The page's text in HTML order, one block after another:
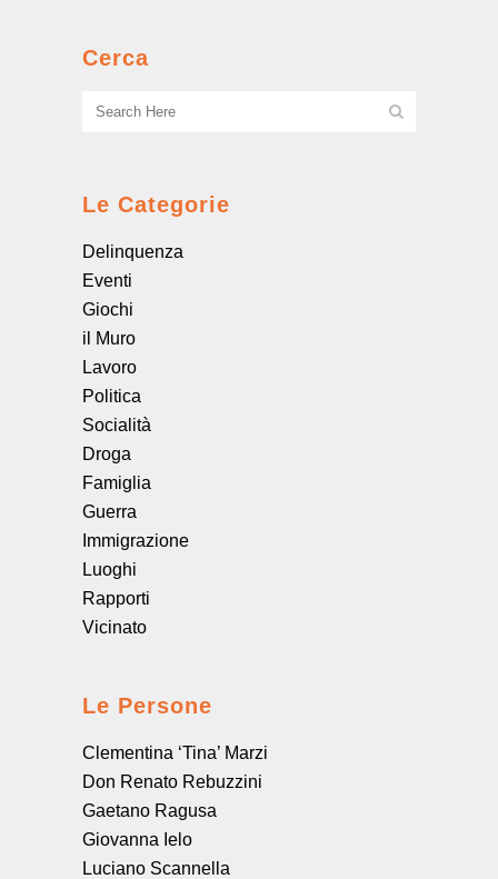
Cerca
Le Categorie
Delinquenza
Eventi
Giochi
il Muro
Lavoro
Politica
Socialità
Droga
Famiglia
Guerra
Immigrazione
Luoghi
Rapporti
Vicinato
Le Persone
Clementina ‘Tina’ Marzi
Don Renato Rebuzzini
Gaetano Ragusa
Giovanna Ielo
Luciano Scannella